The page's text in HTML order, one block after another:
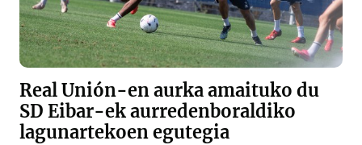
Real Unión-en aurka amaituko du
SD Eibar-ek aurredenboraldiko
lagunartekoen egutegia